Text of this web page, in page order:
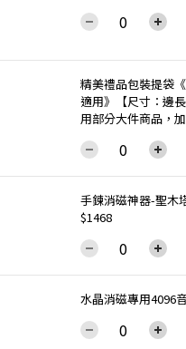
精美禮品包裝提袋
適用》【尺寸：邊
用部分大件商品，
手鍊消磁神器-聖木
$1468
水晶消磁專用4096